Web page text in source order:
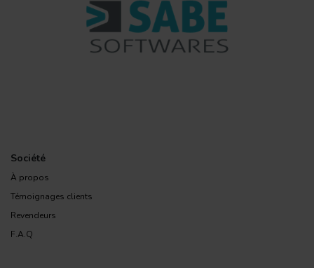
Société
À propos
Témoignages clients
Revendeurs
F.A.Q